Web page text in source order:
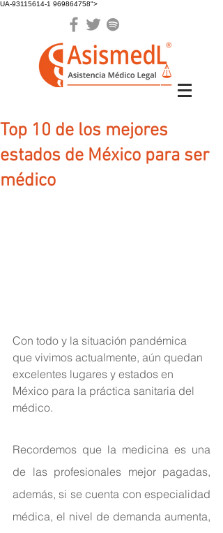
UA-93115614-1 969864758">
Top 10 de los mejores
estados de México para ser
médico
Con todo y la situación pandémica
que vivimos actualmente, aún quedan
excelentes lugares y estados en
México para la práctica sanitaria del
médico.
Recordemos que la medicina es una
de las profesionales mejor pagadas,
además, si se cuenta con especialidad
médica, el nivel de demanda aumenta,